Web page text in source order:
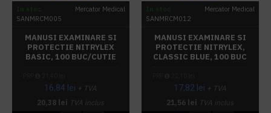
Mercator Medical
SANMRCM005
MANUSI EXAMINARE SI
PROTECTIE NITRYLEX
BASIC, 100 BUC/CUTIE
16,84 lei + TVA
20,38 lei TVA inclus
Mercator Medical
SANMRCM012
MANUSI EXAMINARE SI
PROTECTIE NITRYLEX,
CLASSIC BLUE, 100 BUC
17,82 lei + TVA
21,56 lei TVA inclus